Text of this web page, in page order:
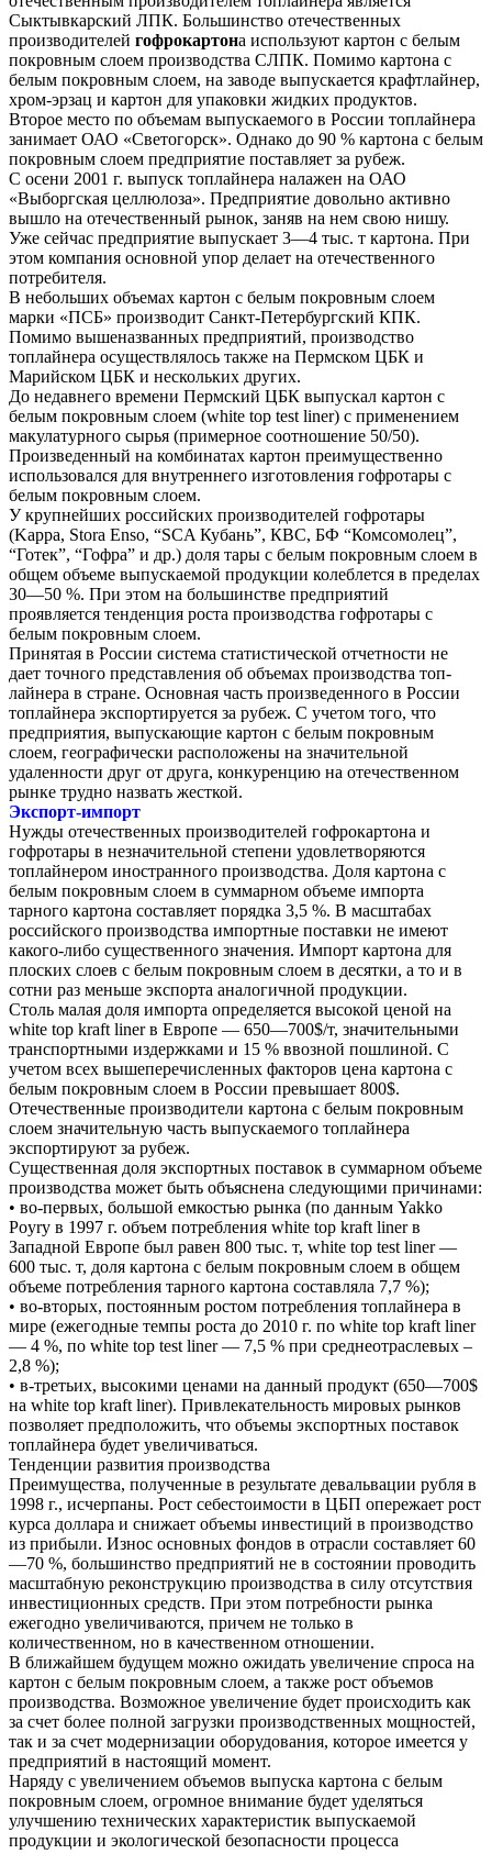
Сыктывкарский ЛПК. Большинство отечественных
производителей гофрокартона используют картон с белым
покровным слоем производства СЛПК. Помимо картона с
белым покровным слоем, на заводе выпускается крафтлайнер,
хром-эрзац и картон для упаковки жидких продуктов.
Второе место по объемам выпускаемого в России топлайнера
занимает ОАО «Светогорск». Однако до 90 % картона с белым
покровным слоем предприятие поставляет за рубеж.
С осени 2001 г. выпуск топлайнера налажен на ОАО
«Выборгская целлюлоза». Предприятие довольно активно
вышло на отечественный рынок, заняв на нем свою нишу.
Уже сейчас предприятие выпускает 3—4 тыс. т картона. При
этом компания основной упор делает на отечественного
потребителя.
В небольших объемах картон с белым покровным слоем
марки «ПСБ» производит Санкт-Петербургский КПК.
Помимо вышеназванных предприятий, производство
топлайнера осуществлялось также на Пермском ЦБК и
Марийском ЦБК и нескольких других.
До недавнего времени Пермский ЦБК выпускал картон с
белым покровным слоем (white top test liner) с применением
макулатурного сырья (примерное соотношение 50/50).
Произведенный на комбинатах картон преимущественно
использовался для внутреннего изготовления гофротары с
белым покровным слоем.
У крупнейших российских производителей гофротары
(Kappa, Stora Enso, “SCA Кубань”, КВС, БФ “Комсомолец”,
“Готек”, “Гофра” и др.) доля тары с белым покровным слоем в
общем объеме выпускаемой продукции колеблется в пределах
30—50 %. При этом на большинстве предприятий
проявляется тенденция роста производства гофротары с
белым покровным слоем.
Принятая в России система статистической отчетности не
дает точного представления об объемах производства топ-
лайнера в стране. Основная часть произведенного в России
топлайнера экспортируется за рубеж. С учетом того, что
предприятия, выпускающие картон с белым покровным
слоем, географически расположены на значительной
удаленности друг от друга, конкуренцию на отечественном
рынке трудно назвать жесткой.
Экспорт-импорт
Нужды отечественных производителей гофрокартона и
гофротары в незначительной степени удовлетворяются
топлайнером иностранного производства. Доля картона с
белым покровным слоем в суммарном объеме импорта
тарного картона составляет порядка 3,5 %. В масштабах
российского производства импортные поставки не имеют
какого-либо существенного значения. Импорт картона для
плоских слоев с белым покровным слоем в десятки, а то и в
сотни раз меньше экспорта аналогичной продукции.
Столь малая доля импорта определяется высокой ценой на
white top kraft liner в Европе — 650—700$/т, значительными
транспортными издержками и 15 % ввозной пошлиной. С
учетом всех вышеперечисленных факторов цена картона с
белым покровным слоем в России превышает 800$.
Отечественные производители картона с белым покровным
слоем значительную часть выпускаемого топлайнера
экспортируют за рубеж.
Существенная доля экспортных поставок в суммарном объеме
производства может быть объяснена следующими причинами:
• во-первых, большой емкостью рынка (по данным Yakko
Poyry в 1997 г. объем потребления white top kraft liner в
Западной Европе был равен 800 тыс. т, white top test liner —
600 тыс. т, доля картона с белым покровным слоем в общем
объеме потребления тарного картона составляла 7,7 %);
• во-вторых, постоянным ростом потребления топлайнера в
мире (ежегодные темпы роста до 2010 г. по white top kraft liner
— 4 %, по white top test liner — 7,5 % при среднеотраслевых –
2,8 %);
• в-третьих, высокими ценами на данный продукт (650—700$
на white top kraft liner). Привлекательность мировых рынков
позволяет предположить, что объемы экспортных поставок
топлайнера будет увеличиваться.
Тенденции развития производства
Преимущества, полученные в результате девальвации рубля в
1998 г., исчерпаны. Рост себестоимости в ЦБП опережает рост
курса доллара и снижает объемы инвестиций в производство
из прибыли. Износ основных фондов в отрасли составляет 60
—70 %, большинство предприятий не в состоянии проводить
масштабную реконструкцию производства в силу отсутствия
инвестиционных средств. При этом потребности рынка
ежегодно увеличиваются, причем не только в
количественном, но в качественном отношении.
В ближайшем будущем можно ожидать увеличение спроса на
картон с белым покровным слоем, а также рост объемов
производства. Возможное увеличение будет происходить как
за счет более полной загрузки производственных мощностей,
так и за счет модернизации оборудования, которое имеется у
предприятий в настоящий момент.
Наряду с увеличением объемов выпуска картона с белым
покровным слоем, огромное внимание будет уделяться
улучшению технических характеристик выпускаемой
продукции и экологической безопасности процесса